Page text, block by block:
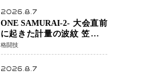
2026.8.7
ONE SAMURAI-2- 大会直前
に起きた計量の波紋 笠原弘
希ら注目ファイターは契約
体重で決戦へ、山本歩夢と
平山諒選手戦は中止に
格闘技
2026.8.7